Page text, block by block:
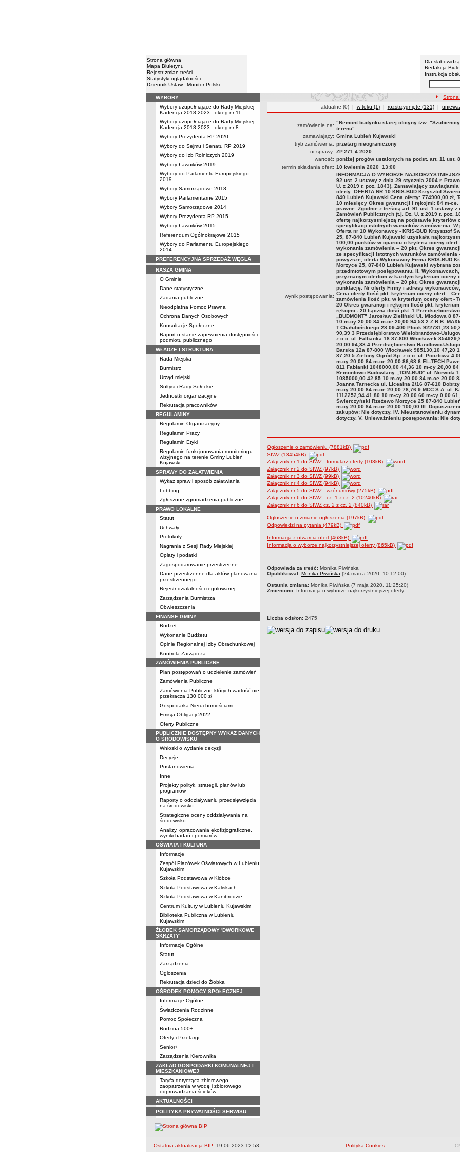
Strona główna
Mapa Biuletynu
Rejestr zmian treści
Statystyki oglądalności
Dziennik Ustaw
Monitor Polski
Urząd
Menu
Dla
Redakcja
Instrukcja
Wyszukiwarka
Menu
WYBORY
Wybory uzupełniające do Rady Miejskiej -
Kadencja 2018-2023 - okręg nr 11
Wybory uzupełniające do Rady Miejskiej -
Kadencja 2018-2023 - okręg nr 8
Wybory Prezydenta RP 2020
Wybory do Sejmu i Senatu RP 2019
Wybory do Izb Rolniczych 2019
Wybory Ławników 2019
Wybory do Parlamentu Europejskiego
2019
Wybory Samorządowe 2018
Wybory Parlamentarne 2015
Wybory Samorządowe 2014
Wybory Prezydenta RP 2015
Wybory Ławników 2015
Referendum Ogólnokrajowe 2015
Wybory do Parlamentu Europejskiego
2014
PREFERENCYJNA SPRZEDAŻ WĘGLA
NASZA GMINA
O Gminie
Dane statystyczne
Zadania publiczne
Nieodpłatna Pomoc Prawna
Ochrona Danych Osobowych
Konsultacje Społeczne
Raport o stanie zapewnienia dostępności
podmiotu publicznego
WŁADZE I STRUKTURA
Rada Miejska
Burmistrz
Urząd miejski
Sołtysi i Rady Sołeckie
Jednostki organizacyjne
Rekrutacja pracowników
REGULAMINY
Regulamin Organizacyjny
Regulamin Pracy
Regulamin Etyki
Regulamin funkcjonowania monitoringu
wizyjnego na terenie Gminy Lubień
Kujawski.
SPRAWY DO ZAŁATWIENIA
Wykaz spraw i sposób załatwiania
Lobbing
Zgłoszone zgromadzenia publiczne
PRAWO LOKALNE
Statut
Uchwały
Protokoły
Nagrania z Sesji Rady Miejskiej
Opłaty i podatki
Zagospodarowanie przestrzenne
Dane przestrzenne dla aktów planowania
przestrzennego
Rejestr działalności regulowanej
Zarządzenia Burmistrza
Obwieszczenia
FINANSE GMINY
Budżet
Wykonanie Budżetu
Opinie Regionalnej Izby Obrachunkowej
Kontrola Zarządcza
ZAMÓWIENIA PUBLICZNE
Plan postępowań o udzielenie zamówień
Zamówienia Publiczne
Zamówienia Publiczne których wartość nie
przekracza 130 000 zł
Gospodarka Nieruchomościami
Emisja Obligacji 2022
Oferty Publiczne
PUBLICZNIE DOSTĘPNY WYKAZ DANYCH
O ŚRODOWISKU
Wnioski o wydanie decyzji
Decyzje
Postanowienia
Inne
Projekty polityk, strategii, planów lub
programów
Raporty o oddziaływaniu przedsięwzięcia
na środowisko
Strategiczne oceny oddziaływania na
środowisko
Analizy, opracowania ekofizjograficzne,
wyniki badań i pomiarów
OŚWIATA I KULTURA
Informacje
Zespół Placówek Oświatowych w Lubieniu
Kujawskim
Szkoła Podstawowa w Kłóbce
Szkoła Podstawowa w Kaliskach
Szkoła Podstawowa w Kanibrodzie
Centrum Kultury w Lubieniu Kujawskim
Biblioteka Publiczna w Lubieniu
Kujawskim
ŻŁOBEK SAMORZĄDOWY 'DWORKOWE
SKRZATY'
Informacje Ogólne
Statut
Zarządzenia
Ogłoszenia
Rekrutacja dzieci do Żłobka
OŚRODEK POMOCY SPOŁECZNEJ
Informacje Ogólne
Świadczenia Rodzinne
Pomoc Społeczna
Rodzina 500+
Oferty i Przetargi
Senior+
Zarządzenia Kierownika
ZAKŁAD GOSPODARKI KOMUNALNEJ I
MIESZKANIOWEJ
Taryfa dotycząca zbiorowego
zaopatrzenia w wodę i zbiorowego
odprowadzania ścieków
AKTUALNOŚCI
POLITYKA PRYWATNOŚCI SERWISU
ścieżka
Strona
Przetargi
aktualne (0)| Przetargi
w toku (1)| Przetargi
rozstrzygnięte (131)|
zamówienie na: "Remont budynku starej oficyny tzw.
terenu"
zamawiający: Gmina Lubień Kujawski
tryb zamówienia: przetarg nieograniczony
nr sprawy: ZP.271.4.2020
wartość: poniżej progów ustalonych na podst. art. 11 ust.
termin składania ofert: 10 kwietnia 2020 13:00
wynik postępowania:
INFORMACJA O WYBORZE
92 ust. 2 ustawy z dnia 29 stycznia 2004 r.
U. z 2019 r. poz. 1843). Zamawiający
oferty: OFERTA NR 10 KRIS-BUD Krzysztof
840 Lubień Kujawski Cena oferty: 774900,00 zł,
10 miesięcy Okres gwarancji i rękojmi: 84 m-ce.
prawne: Zgodnie z treścią art. 91 ust. 1 ustawy z
Zamówień Publicznych (t.j. Dz. U. z 2019 r. poz.
ofertę najkorzystniejszą na podstawie kryteriów
specyfikacji istotnych warunków zamówienia. W
Oferta nr 10 Wykonawcy - KRIS-BUD Krzysztof
25, 87-840 Lubień Kujawski uzyskała
100,00 punktów w oparciu o kryteria oceny
wykonania zamówienia – 20 pkt, Okres
ze specyfikacji istotnych warunków zamówienia
powyższe, oferta Wykonawcy Firma KRIS-BUD
Morzyce 25, 87-840 Lubień Kujawski wybrana
przedmiotowym postępowaniu. II.
przyznanym ofertom w każdym kryterium oceny
wykonania zamówienia – 20 pkt, Okres
punktację: Nr oferty Firmy i adresy
Cena oferty Ilość pkt. kryterium oceny ofert –
zamówienia Ilość pkt. w kryterium oceny ofert -
20 Okres gwarancji i rękojmi Ilość pkt.
rękojmi - 20 Łączna ilość pkt. 1
„BUDMONT” Jarosław Zieliński Ul. Miodowa 8
10 m-cy 20,00 84 m-ce 20,00 94,53 2 Z.R.B.
T.Chałubińskiego 28 09-400 Płock 922731,28
90,39 3 Przedsiębiorstwo Wielobranżowo-
z o.o. ul. Falbanka 18 87-800 Włocławek
20,00 94,38 4 Przedsiębiorstwo Handlowo-
Barska 12a 87-800 Włocławek 985130,10 47,20
87,20 5 Zielony Ogród Sp. z o.o. ul. Pocztowa 4
m-cy 20,00 84 m-ce 20,00 86,68 6 EL-TECH
811 Fabianki 1048000,00 44,36 10 m-cy 20,00
Remontowo Budowlany „TOM-BUD” ul. Norwida
1085000,00 42,85 10 m-cy 20,00 84 m-ce 20,00
Joanna Tarnecka ul. Licealna 2/16 87-610
m-cy 20,00 84 m-ce 20,00 78,76 9 MCC S.A. ul.
1112252,94 41,80 10 m-cy 20,00 60 m-cy 0,00
Świerczyński Rzeżewo Morzyce 25 87-840
m-cy 20,00 84 m-ce 20,00 100,00 III.
zakupów: Nie dotyczy. IV. Nieustanowieniu
dotyczy. V. Unieważnieniu postępowania: Nie
Ogłoszenie o zamówieniu (7881kB)
SIWZ (13454kB)
Załącznik nr 1 do SIWZ - formularz oferty (103kB)
Załącznik nr 2 do SIWZ (97kB)
Załącznik nr 3 do SIWZ (99kB)
Załącznik nr 4 do SIWZ (94kB)
Załącznik nr 5 do SIWZ - wzór umowy (275kB)
Załącznik nr 6 do SIWZ - cz. 1 z cz. 2 (10240kB)
Załącznik nr 6 do SIWZ cz. 2 z cz. 2 (840kB)
Ogłoszenie o zmianie ogłoszenia (197kB)
Odpowiedzi na pytania (479kB)
Informacja z otwarcia ofert (463kB)
Informacja o wyborze najkorzystniejszej oferty (865kB)
metryczka
Odpowiada za treść: Monika Piwińska
Opublikował: Monika Piwińska (24 marca 2020, 10:12:00)
Ostatnia zmiana: Monika Piwińska (7 maja 2020, 11:25:20)
Zmieniono: Informacja o wyborze najkorzystniejszej oferty
Liczba odsłon: 2475
Ostatnia aktualizacja BIP: 19.06.2023 12:53 Polityka Cookies